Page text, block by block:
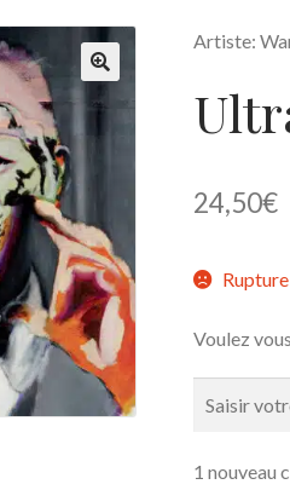
🔍
Artiste:
24,50€
Voulez
1 nouveau